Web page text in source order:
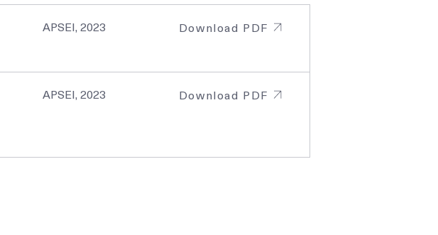
APSEI, 2023 Download PDF
APSEI, 2023 Download PDF